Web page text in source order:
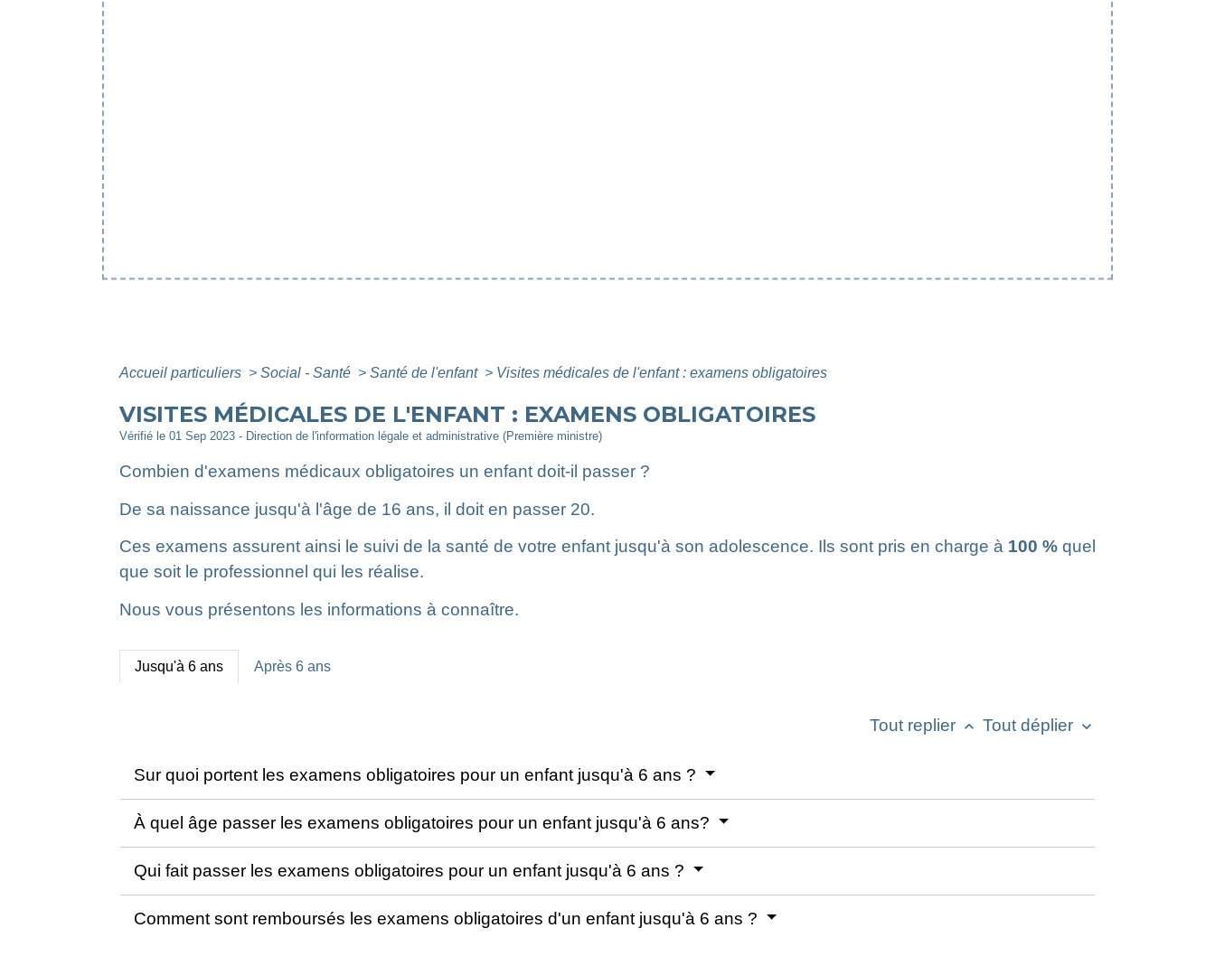
Accueil particuliers > Social - Santé > Santé de l'enfant > Visites médicales de l'enfant : examens obligatoires
VISITES MÉDICALES DE L'ENFANT : EXAMENS OBLIGATOIRES
Vérifié le 01 Sep 2023 - Direction de l'information légale et administrative (Première ministre)
Combien d'examens médicaux obligatoires un enfant doit-il passer ?
De sa naissance jusqu'à l'âge de 16 ans, il doit en passer 20.
Ces examens assurent ainsi le suivi de la santé de votre enfant jusqu'à son adolescence. Ils sont pris en charge à 100 % quel
que soit le professionnel qui les réalise.
Nous vous présentons les informations à connaître.
Jusqu'à 6 ans Après 6 ans
Tout replier keyboard_arrow_up Tout déplier keyboard_arrow_down
Sur quoi portent les examens obligatoires pour un enfant jusqu'à 6 ans ?
À quel âge passer les examens obligatoires pour un enfant jusqu'à 6 ans?
Qui fait passer les examens obligatoires pour un enfant jusqu'à 6 ans ?
Comment sont remboursés les examens obligatoires d'un enfant jusqu'à 6 ans ?